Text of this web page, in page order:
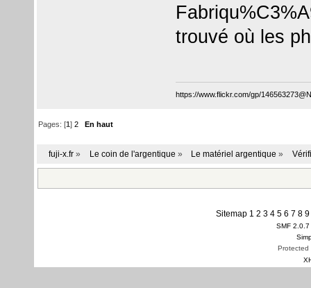
trouvé où les
https://www.flickr.com/gp/
Pages: [1]2 En haut
fuji-x.fr » Le coin de l'argentique » Le matériel argentique »
Sitemap 1 2 3 4 5 6 7 8 9
SMF 2.0.7